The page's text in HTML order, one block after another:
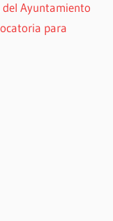
del Ayuntamiento
para